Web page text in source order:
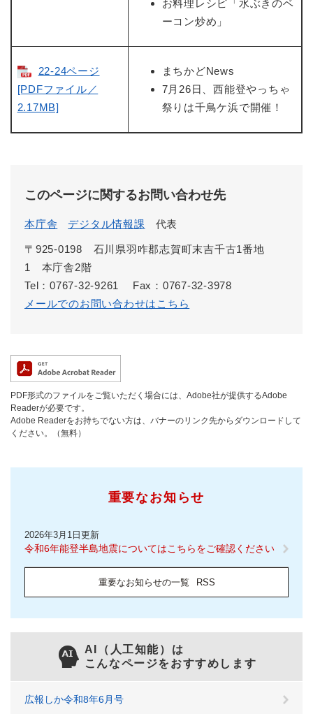
お料理レシピ「水ぶきのベ
ーコン炒め」
22-24ページ
[PDFファイル／
2.17MB]
まちかどNews
7月26日、西能登やっちゃ
祭りは千鳥ケ浜で開催！
このページに関するお問い合わせ先
本庁舎 デジタル情報課 代表
〒925-0198 石川県羽咋郡志賀町末吉千古1番地
1 本庁舎2階
Tel：0767-32-9261
Fax：0767-32-3978
メールでのお問い合わせはこちら
PDF形式のファイルをご覧いただく場合には、Adobe社が提供するAdobe
Readerが必要です。
Adobe Readerをお持ちでない方は、バナーのリンク先からダウンロードして
ください。（無料）
重要なお知らせ
2026年3月1日更新
令和6年能登半島地震についてはこちらをご確認ください
重要なお知らせの一覧 RSS
AI（人工知能）は
こんなページをおすすめします
広報しか令和8年6月号